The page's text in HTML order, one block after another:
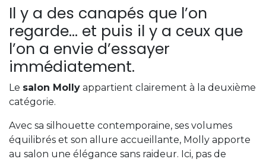
Il y a des canapés que l’on
regarde… et puis il y a ceux que
l’on a envie d’essayer
immédiatement.
Le salon Molly appartient clairement à la deuxième
catégorie.
Avec sa silhouette contemporaine, ses volumes
équilibrés et son allure accueillante, Molly apporte
au salon une élégance sans raideur. Ici, pas de